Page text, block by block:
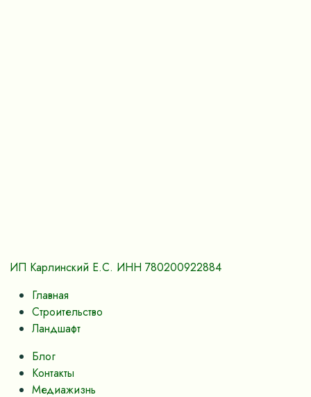
ИП Карлинский Е.С. ИНН 780200922884
Главная
Строительство
Ландшафт
Блог
Контакты
Медиажизнь